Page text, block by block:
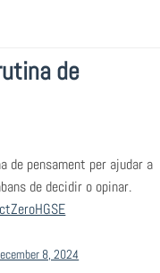
de
de pensament per ajudar a
de decidir o opinar.
8, 2024